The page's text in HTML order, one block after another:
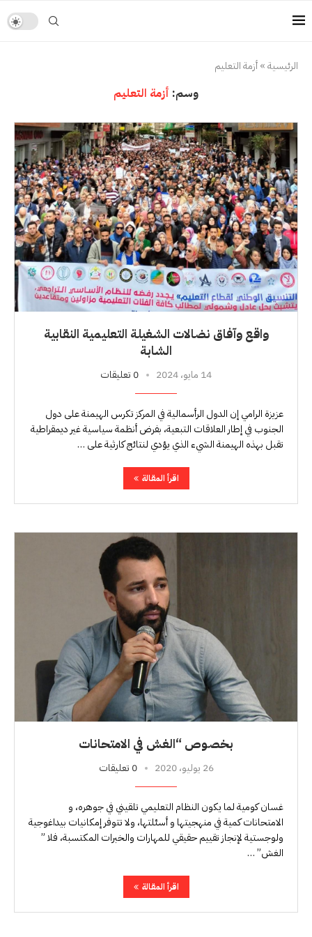
الرئيسية»أزمة التعليم
وسم: أزمة التعليم
واقع وآفاق نضالات الشغيلة التعليمية النقابية
الشابة
14 مايو، 2024 0 تعليقات
عزيزة الرامي إن الدول الرأسمالية في المركز تكرس الهيمنة على دول
الجنوب في إطار العلاقات التبعية، بفرض أنظمة سياسية غير ديمقراطية
تقبل بهذه الهيمنة الشيء الذي يؤدي لنتائج كارثية على …
اقرأ المقالة
بخصوص “الغش في الامتحانات
26 يوليو، 2020 0 تعليقات
غسان كومية لما يكون النظام التعليمي تلقيني في جوهره، و
الامتحانات كمية في منهجيتها و أسئلتها، ولا تتوفر إمكانيات بيداغوجية
ولوجستية لإنجاز تقييم حقيقي للمهارات والخبرات المكتسبة، فلا ”
الغش” …
اقرأ المقالة